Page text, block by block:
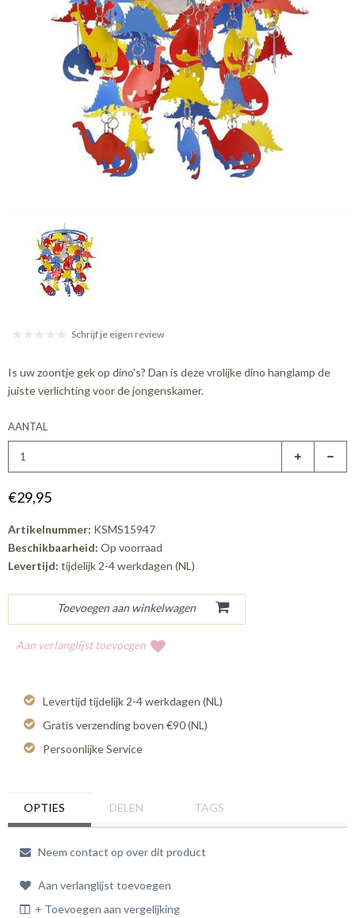
Schrijf je eigen review
Is uw zoontje gek op dino's? Dan is deze vrolijke dino hanglamp de
juiste verlichting voor de jongenskamer.
AANTAL
€29,95
Artikelnummer: KSMS15947
Beschikbaarheid: Op voorraad
Levertijd: tijdelijk 2-4 werkdagen (NL)
Aan verlanglijst toevoegen
Levertijd tijdelijk 2-4 werkdagen (NL)
Gratis verzending boven €90 (NL)
Persoonlijke Service
OPTIES DELEN TAGS
Neem contact op over dit product
Aan verlanglijst toevoegen
+ Toevoegen aan vergelijking